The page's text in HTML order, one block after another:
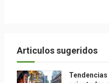
Articulos sugeridos